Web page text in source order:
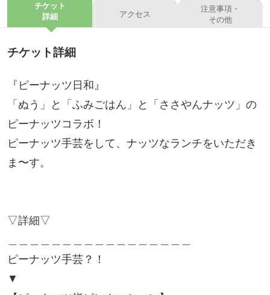
チケット
詳細
アクセス
注意事項・
その他
チケット詳細
『ピーナッツ日和』
「ぬう」と「ふみごはん」と「ささやんナッツ」の
ピーナッツコラボ！
ピーナッツ手芸をして、ナッツなランチをいただき
ま〜す。
▽詳細▽
ピーナッツ手芸？！
▼